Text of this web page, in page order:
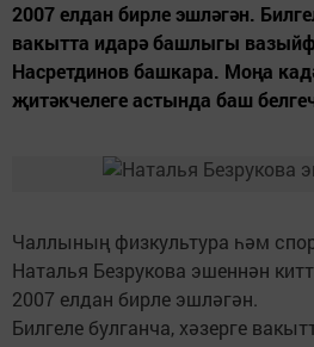
2007 елдан бирле эшләгән.
вакытта идарә башлыгы
Насретдинов башкара. Моңа
җитәкчелеге астында баш
Чаллының физкультура һәм
Наталья Безрукова эшеннән
2007 елдан бирле эшләгән.
Билгеле булганча, хәзерге